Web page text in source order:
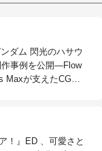
ダム 閃光のハサウ
作事例を公開―Flow
Maxが支えたCG制
！』ED 、可愛さと